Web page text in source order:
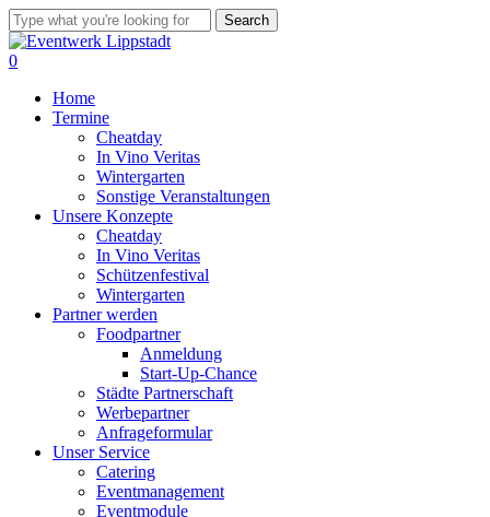
Skip
to
main
Search
Close
Search
0
Home
Termine
Cheatday
In Vino Veritas
Wintergarten
Sonstige Veranstaltungen
Unsere Konzepte
Cheatday
In Vino Veritas
Schützenfestival
Wintergarten
Partner werden
Foodpartner
Anmeldung
Start-Up-Chance
Städte Partnerschaft
Werbepartner
Anfrageformular
Unser Service
Catering
Eventmanagement
Eventmodule